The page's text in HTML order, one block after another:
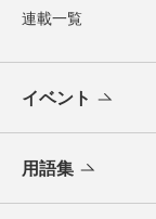
連載一覧
イベント
用語集